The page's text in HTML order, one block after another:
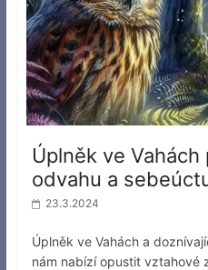
Úplněk ve
odvahu a
23.3.2024
Úplněk ve Vahách a
nám nabízí opustit vztahové